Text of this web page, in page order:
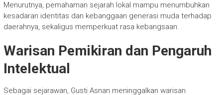
Menurutnya, pemahaman sejarah lokal mampu menumbuhkan
kesadaran identitas dan kebanggaan generasi muda terhadap
daerahnya, sekaligus memperkuat rasa kebangsaan.
Warisan Pemikiran dan Pengaruh
Intelektual
Sebagai sejarawan, Gusti Asnan meninggalkan warisan